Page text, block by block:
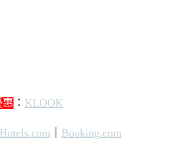
： KLOOK
Hotels.com Booking.com